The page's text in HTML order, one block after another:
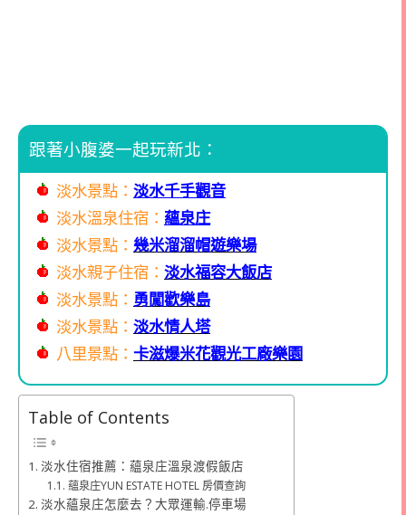
跟著小腹婆一起玩新北：
淡水景點： 淡水千手觀音
淡水溫泉住宿： 蘊泉庄
淡水景點： 幾米溜溜帽遊樂場
淡水親子住宿： 淡水福容大飯店
淡水景點： 勇闖歡樂島
淡水景點： 淡水情人塔
八里景點： 卡滋爆米花觀光工廠樂園
Table of Contents
淡水住宿推薦：蘊泉庄溫泉渡假飯店
蘊泉庄YUN ESTATE HOTEL 房價查詢
淡水蘊泉庄怎麼去？大眾運輸.停車場